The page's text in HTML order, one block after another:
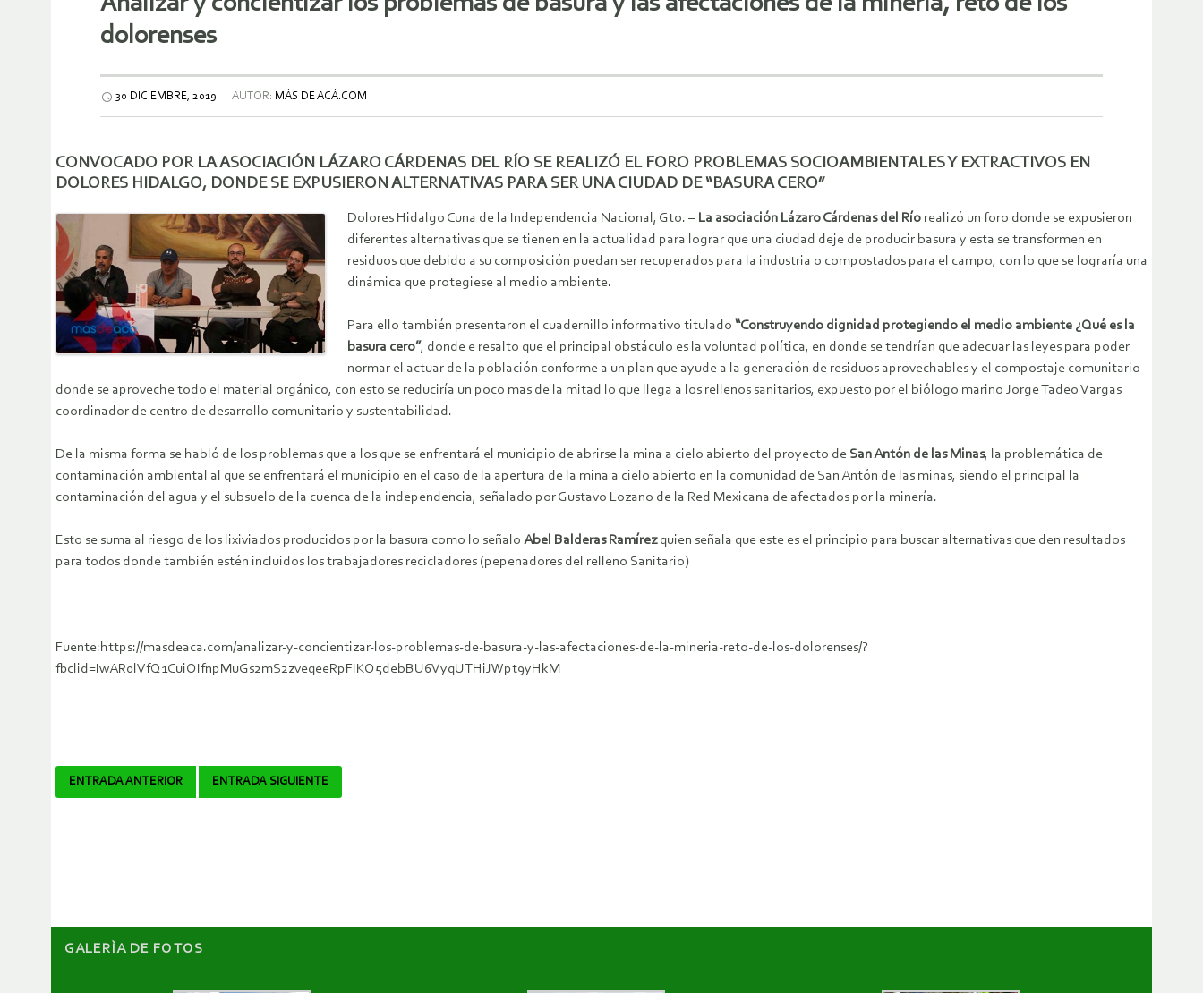
dolorenses
30 DICIEMBRE, 2019 AUTOR: MÁS DE ACÁ.COM
CONVOCADO POR LA ASOCIACIÓN LÁZARO CÁRDENAS DEL RÍO SE REALIZÓ EL FORO PROBLEMAS SOCIOAMBIENTALES Y EXTRACTIVOS EN
DOLORES HIDALGO, DONDE SE EXPUSIERON ALTERNATIVAS PARA SER UNA CIUDAD DE “BASURA CERO”
Dolores Hidalgo Cuna de la Independencia Nacional, Gto. – La asociación Lázaro Cárdenas del Río realizó un foro donde se expusieron
diferentes alternativas que se tienen en la actualidad para lograr que una ciudad deje de producir basura y esta se transformen en
residuos que debido a su composición puedan ser recuperados para la industria o compostados para el campo, con lo que se lograría una
dinámica que protegiese al medio ambiente.
Para ello también presentaron el cuadernillo informativo titulado “Construyendo dignidad protegiendo el medio ambiente ¿Qué es la
basura cero”, donde e resalto que el principal obstáculo es la voluntad política, en donde se tendrían que adecuar las leyes para poder
normar el actuar de la población conforme a un plan que ayude a la generación de residuos aprovechables y el compostaje comunitario
donde se aproveche todo el material orgánico, con esto se reduciría un poco mas de la mitad lo que llega a los rellenos sanitarios, expuesto por el biólogo marino Jorge Tadeo Vargas
coordinador de centro de desarrollo comunitario y sustentabilidad.
De la misma forma se habló de los problemas que a los que se enfrentará el municipio de abrirse la mina a cielo abierto del proyecto de San Antón de las Minas, la problemática de
contaminación ambiental al que se enfrentará el municipio en el caso de la apertura de la mina a cielo abierto en la comunidad de San Antón de las minas, siendo el principal la
contaminación del agua y el subsuelo de la cuenca de la independencia, señalado por Gustavo Lozano de la Red Mexicana de afectados por la minería.
Esto se suma al riesgo de los lixiviados producidos por la basura como lo señalo Abel Balderas Ramírezquien señala que este es el principio para buscar alternativas que den resultados
para todos donde también estén incluidos los trabajadores recicladores (pepenadores del relleno Sanitario)
Fuente:https://masdeaca.com/analizar-y-concientizar-los-problemas-de-basura-y-las-afectaciones-de-la-mineria-reto-de-los-dolorenses/?
fbclid=IwAR0lVfQ1CuiOIfnpMuGs2mS2zveqeeRpFIKO5debBU6VyqUTHiJWpt9yHkM
Navegador
ENTRADA ANTERIOR ENTRADA SIGUIENTE
GALERÌA DE FOTOS